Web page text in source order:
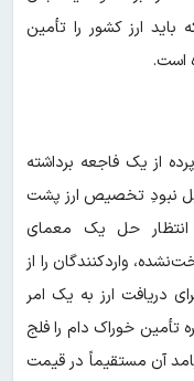
ارز کشور را تأمین
است.
از یک فاجعه برداشته
نبودِ تخصیص ارز پشت
انتظار حل یک معمای
واردکنندگان را از
دریافت ارز به یک امر
تأمین خوراک دام را فلج
آن مستقیماً در قیمت